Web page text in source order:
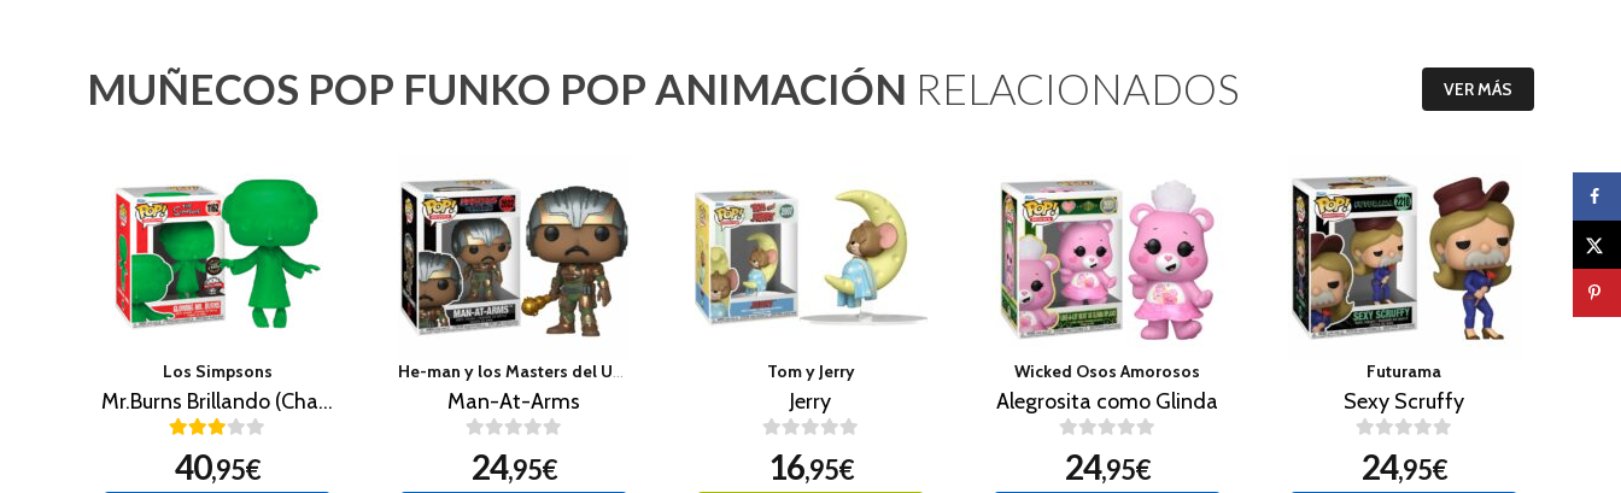
MUÑECOS POP FUNKO POP ANIMACIÓN RELACIONADOS VER MÁS
Los Simpsons
Mr.Burns Brillando (Chase)
40,95€
He-man y los Masters del Universo
Man-At-Arms
24,95€
Tom y Jerry
Jerry
16,95€
Wicked Osos Amorosos
Alegrosita como Glinda
24,95€
Futurama
Sexy Scruffy
24,95€